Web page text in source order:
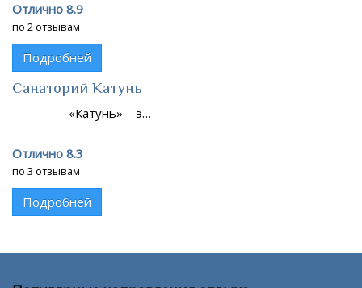
Отлично 8.9
по 2 отзывам
Подробней
Санаторий Катунь
«Катунь» – э…
Отлично 8.3
по 3 отзывам
Подробней